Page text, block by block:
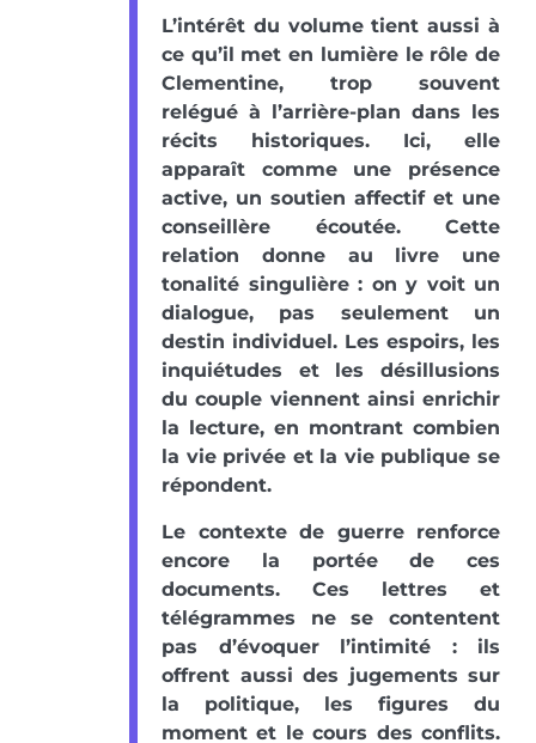
L’intérêt du volume tient aussi à
ce qu’il met en lumière le rôle de
Clementine, trop souvent
relégué à l’arrière-plan dans les
récits historiques. Ici, elle
apparaît comme une présence
active, un soutien affectif et une
conseillère écoutée. Cette
relation donne au livre une
tonalité singulière : on y voit un
dialogue, pas seulement un
destin individuel. Les espoirs, les
inquiétudes et les désillusions
du couple viennent ainsi enrichir
la lecture, en montrant combien
la vie privée et la vie publique se
répondent.
Le contexte de guerre renforce
encore la portée de ces
documents. Ces lettres et
télégrammes ne se contentent
pas d’évoquer l’intimité : ils
offrent aussi des jugements sur
la politique, les figures du
moment et le cours des conflits.